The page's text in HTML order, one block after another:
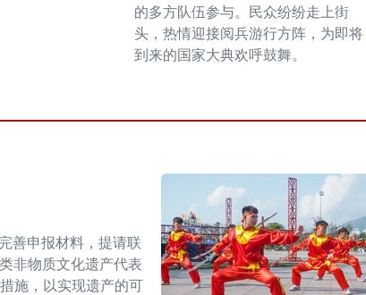
的多方队伍参与。民众纷纷走上街
头，热情迎接阅兵游行方阵，为即将
到来的国家大典欢呼鼓舞。
善申报材料，提请联
非物质文化遗产代表
施，以实现遗产的可